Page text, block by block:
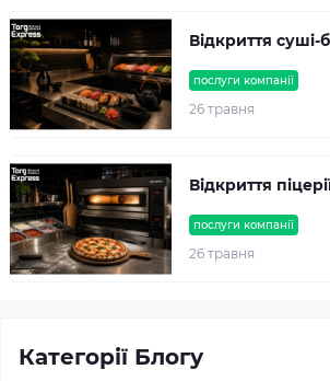
послуги компанії
26 травня
Відкриття суші-
послуги компанії
26 травня
Відкриття
Категорії Блогу